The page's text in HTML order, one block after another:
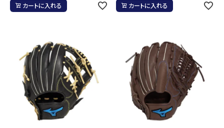
カートに入れる カートに入れる